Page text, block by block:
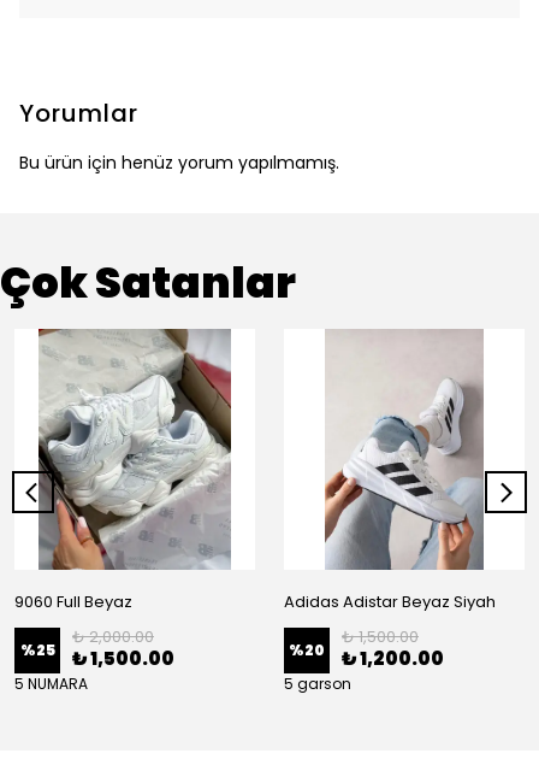
Yorumlar
Bu ürün için henüz yorum yapılmamış.
Çok Satanlar
9060 Full Beyaz
%25
₺ 2,000.00
₺ 1,500.00
5 NUMARA
Adidas Adistar Beyaz Siyah
%20
₺ 1,500.00
₺ 1,200.00
5 garson